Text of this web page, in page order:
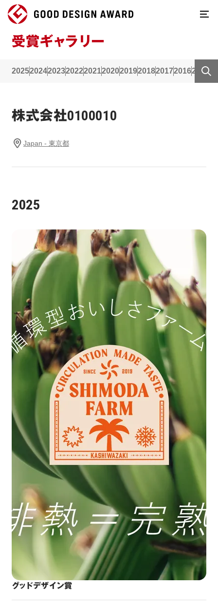
受賞ギャラリー
20252024202320222021202020192018201720162015
株式会社0100010
Japan - 東京都
2025
グッドデザイン賞